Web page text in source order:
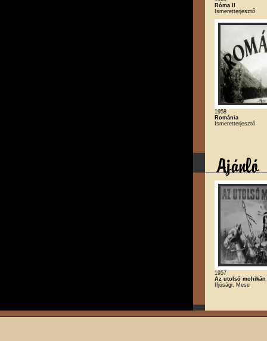
Róma II
Ismeretterjesztő
1958
Románia
Ismeretterjesztő
1957
Az utolsó mohikán
Ifjúsági, Mese